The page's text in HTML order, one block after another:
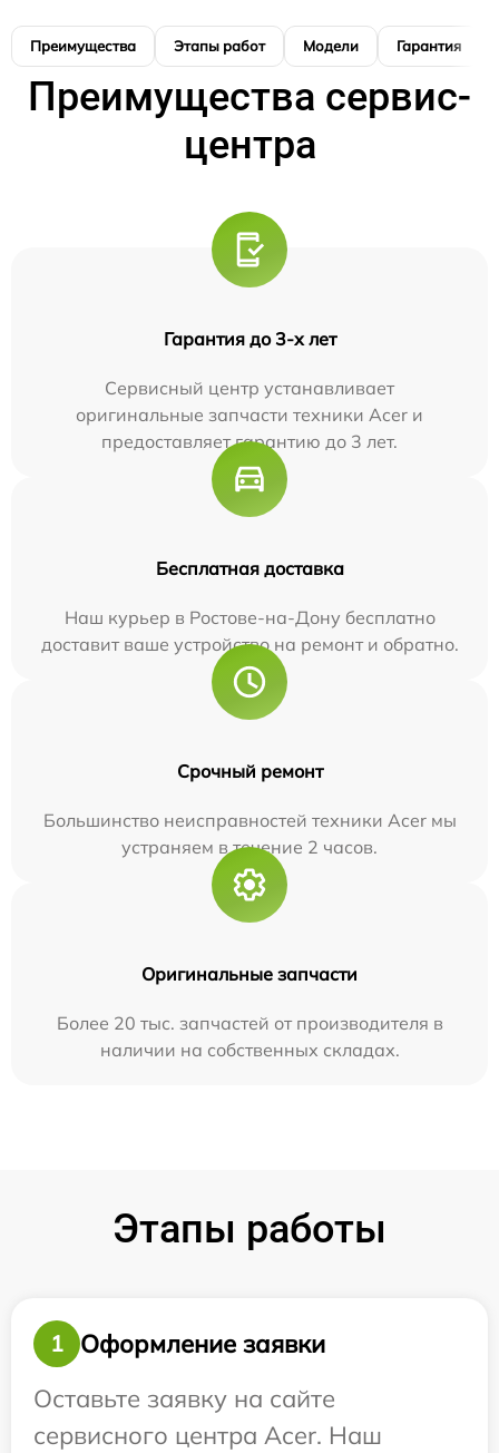
Преимущества Этапы работ Модели Гарантия
Преимущества сервис-
центра
Гарантия до 3-х лет
Сервисный центр устанавливает
оригинальные запчасти техники Acer и
предоставляет гарантию до 3 лет.
Бесплатная доставка
Наш курьер в Ростове-на-Дону бесплатно
доставит ваше устройство на ремонт и обратно.
Срочный ремонт
Большинство неисправностей техники Acer мы
устраняем в течение 2 часов.
Оригинальные запчасти
Более 20 тыс. запчастей от производителя в
наличии на собственных складах.
Этапы работы
1
Оформление заявки
Оставьте заявку на сайте
сервисного центра Acer. Наш